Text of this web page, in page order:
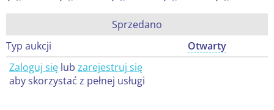
Sprzedano
Typ aukcji
Otwarty
Zaloguj się lub zarejestruj się
aby skorzystać z pełnej usługi